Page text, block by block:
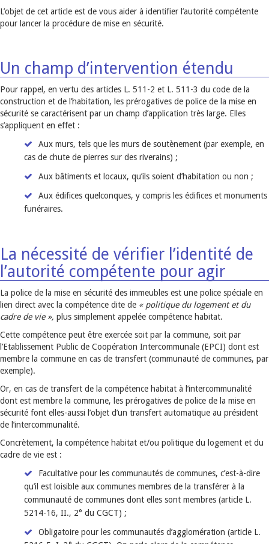
L’objet de cet article est de vous aider à identifier l’autorité compétente
pour lancer la procédure de mise en sécurité.
Un champ d’intervention étendu
Pour rappel, en vertu des articles L. 511-2 et L. 511-3 du code de la
construction et de l’habitation, les prérogatives de police de la mise en
sécurité se caractérisent par un champ d’application très large. Elles
s’appliquent en effet :
Aux murs, tels que les murs de soutènement (par exemple, en
cas de chute de pierres sur des riverains) ;
Aux bâtiments et locaux, qu’ils soient d’habitation ou non ;
Aux édifices quelconques, y compris les édifices et monuments
funéraires.
La nécessité de vérifier l’identité de
l’autorité compétente pour agir
La police de la mise en sécurité des immeubles est une police spéciale en
lien direct avec la compétence dite de « politique du logement et du
cadre de vie », plus simplement appelée compétence habitat.
Cette compétence peut être exercée soit par la commune, soit par
l’Etablissement Public de Coopération Intercommunale (EPCI) dont est
membre la commune en cas de transfert (communauté de communes, par
exemple).
Or, en cas de transfert de la compétence habitat à l’intercommunalité
dont est membre la commune, les prérogatives de police de la mise en
sécurité font elles-aussi l’objet d’un transfert automatique au président
de l’intercommunalité.
Concrètement, la compétence habitat et/ou politique du logement et du
cadre de vie est :
Facultative pour les communautés de communes, c’est-à-dire
qu’il est loisible aux communes membres de la transférer à la
communauté de communes dont elles sont membres (article L.
5214-16, II., 2° du CGCT) ;
Obligatoire pour les communautés d’agglomération (article L.